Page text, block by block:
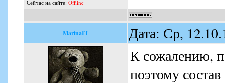
Стоимость
осуществляется
Сейчас на сайте: Offline
MarinaIT Дата: Ср,
К сожалению,
поэтому